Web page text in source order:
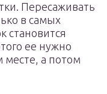
Пересаживать
в самых
становится
ее нужно
месте, а потом